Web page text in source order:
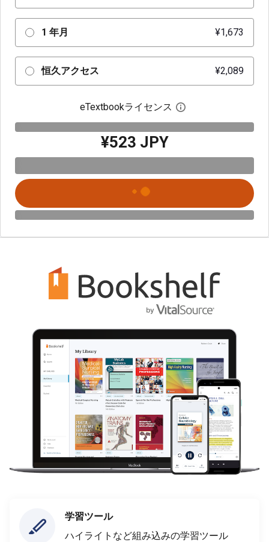
1 年月 ¥1,673
恒久アクセス ¥2,089
eTextbookライセンス デジタルライセン
¥523 JPY
学習ツール
ハイライトなど組み込みの学習ツール